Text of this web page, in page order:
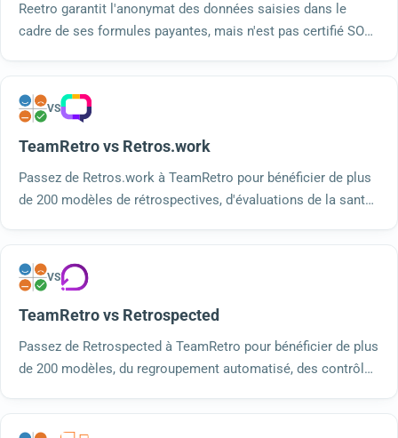
Reetro garantit l'anonymat des données saisies dans le
cadre de ses formules payantes, mais n'est pas certifié SOC
ainsi que des contrôles de santé, des alertes et la
certification SOC 2.
VS
TeamRetro vs Retros.work
Passez de Retros.work à TeamRetro pour bénéficier de plus
de 200 modèles de rétrospectives, d'évaluations de la santé
unique (SSO) sur toutes les formules et d'une certification
de sécurité SOC 2 Type 2. Essayez-le gratuitement.
VS
TeamRetro vs Retrospected
Passez de Retrospected à TeamRetro pour bénéficier de plus
de 200 modèles, du regroupement automatisé, des contrôles
Type 2 pour chaque formule. Essayez-le gratuitement.